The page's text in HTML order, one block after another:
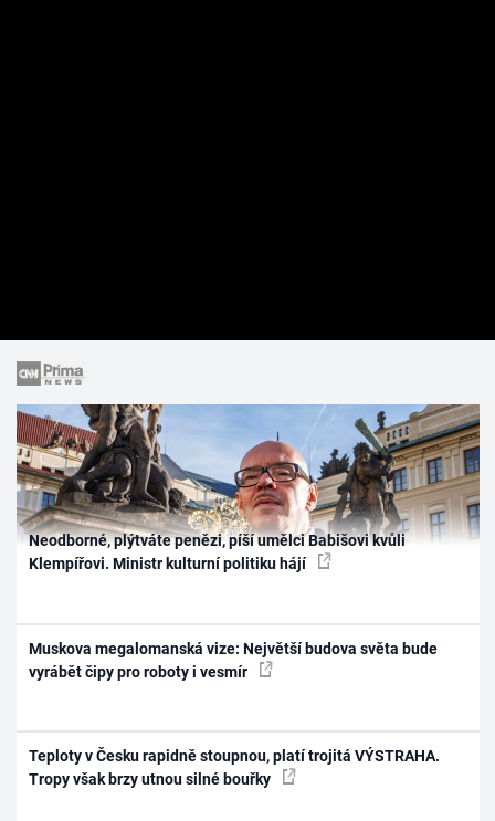
Neodborné, plýtváte penězi, píší umělci Babišovi kvůli
Klempířovi. Ministr kulturní politiku hájí
Muskova megalomanská vize: Největší budova světa bude
vyrábět čipy pro roboty i vesmír
Teploty v Česku rapidně stoupnou, platí trojitá VÝSTRAHA.
Tropy však brzy utnou silné bouřky